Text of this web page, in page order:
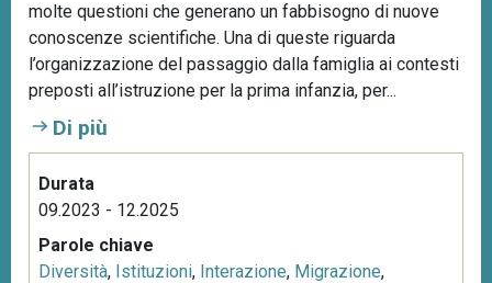
molte questioni che generano un fabbisogno di nuove
conoscenze scientifiche. Una di queste riguarda
l’organizzazione del passaggio dalla famiglia ai contesti
preposti all’istruzione per la prima infanzia, per...
Di più
Durata
09.2023 - 12.2025
Parole chiave
Diversità, Istituzioni, Interazione, Migrazione,